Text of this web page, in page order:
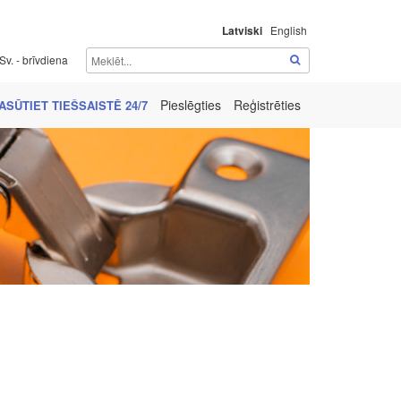
Latviski English
- brīvdiena
TIEŠSAISTĒ 24/7 Pieslēgties Reģistrēties